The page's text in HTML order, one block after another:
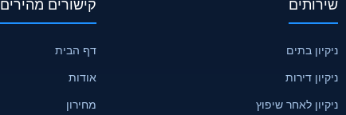
ניקיון בתים
ניקיון דירות
ניקיון לאחר שיפוץ
דף הבית
אודות
מחירון